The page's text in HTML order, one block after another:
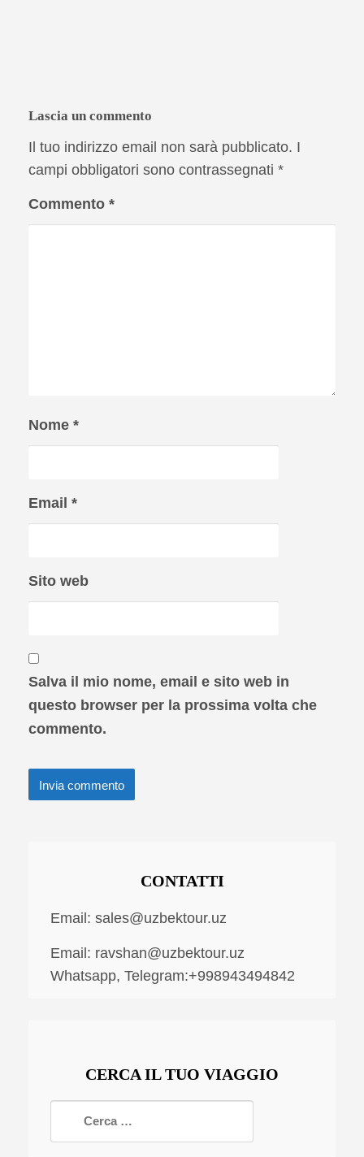
Lascia un commento
Il tuo indirizzo email non sarà pubblicato. I
campi obbligatori sono contrassegnati *
Commento *
Nome *
Email *
Sito web
Salva il mio nome, email e sito web in
questo browser per la prossima volta che
commento.
CONTATTI
Email: sales@uzbektour.uz
Email: ravshan@uzbektour.uz
Whatsapp, Telegram:+998943494842
CERCA IL TUO VIAGGIO